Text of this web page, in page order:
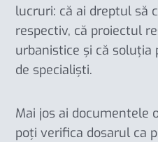
lucruri: că ai dreptul să
respectiv, că proiectul
urbanistice și că
de specialiști.
Mai jos ai documentele
poți verifica dosarul ca